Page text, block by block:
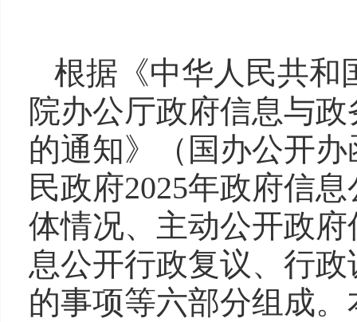
根据《中华人民共和
院办公厅政府信息与
的通知》（国办公开
民政府2025年政府信
体情况、主动公开政
息公开行政复议、行
的事项等六部分组成